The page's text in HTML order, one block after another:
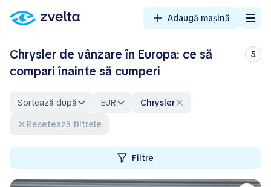
Adaugă mașină
Chrysler de vânzare în Europa: ce să
compari înainte să cumperi
5
Sortează după EUR
Chrysler
Resetează filtrele
Filtre